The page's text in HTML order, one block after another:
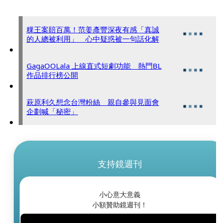
粿王案賠百萬！范姜彥豐深夜有感「真誠
的人總被利用」 心中疑惑被一句話化解
GagaOOLala 上線直式短劇功能 熱門BL
作品排行榜公開
萩原利久想念台灣粉絲 親自參與見面會
企劃喊「秘密」
支持鏡週刊
小心意大意義
小額贊助鏡週刊！